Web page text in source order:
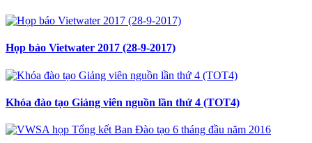
Họp báo Vietwater 2017 (28-9-2017)
Khóa đào tạo Giảng viên nguồn lần thứ 4 (TOT4)